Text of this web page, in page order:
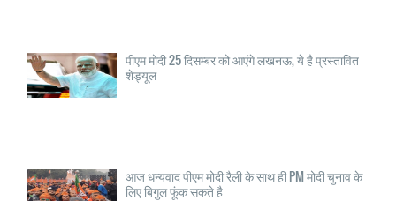
पीएम मोदी 25 दिसम्बर को आएंगे लखनऊ, ये है प्रस्तावित
शेड्यूल
आज धन्यवाद पीएम मोदी रैली के साथ ही PM मोदी चुनाव के
लिए बिगुल फूंक सकते है